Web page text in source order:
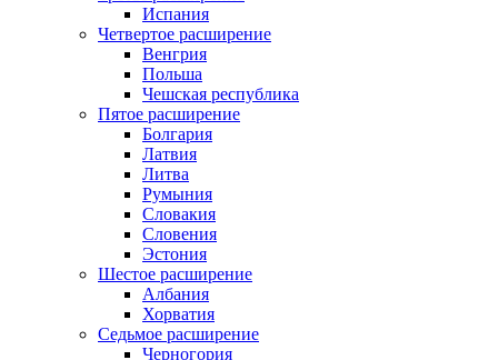
Испания
Четвертое расширение
Венгрия
Польша
Чешская республика
Пятое расширение
Болгария
Латвия
Литва
Румыния
Словакия
Словения
Эстония
Шестое расширение
Албания
Хорватия
Седьмое расширение
Черногория